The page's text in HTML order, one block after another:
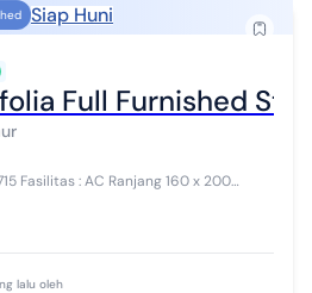
Siap Huni
Full Furnished
lalu oleh